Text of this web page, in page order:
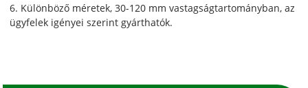
6. Különböző méretek, 30-120 mm vastagságtartományban, az
ügyfelek igényei szerint gyárthatók.